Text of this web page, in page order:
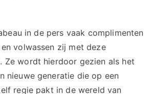
in de pers vaak complimenten
volwassen zij met deze
Ze wordt hierdoor gezien als het
nieuwe generatie die op een
regie pakt in de wereld van